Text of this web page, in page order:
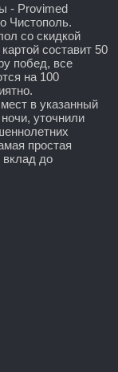
- Provimed
Чистополь.
со скидкой
составит 50
побед, все
на 100
в указанный
уточнили
простая
до